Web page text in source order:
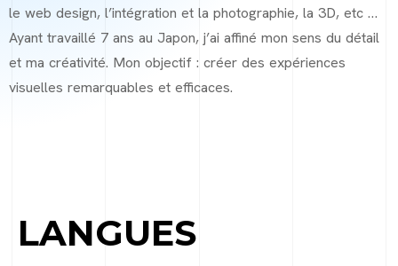
le web design, l’intégration et la photographie, la 3D, etc …
Ayant travaillé 7 ans au Japon, j’ai affiné mon sens du détail
et ma créativité. Mon objectif : créer des expériences
visuelles remarquables et efficaces.
LANGUES